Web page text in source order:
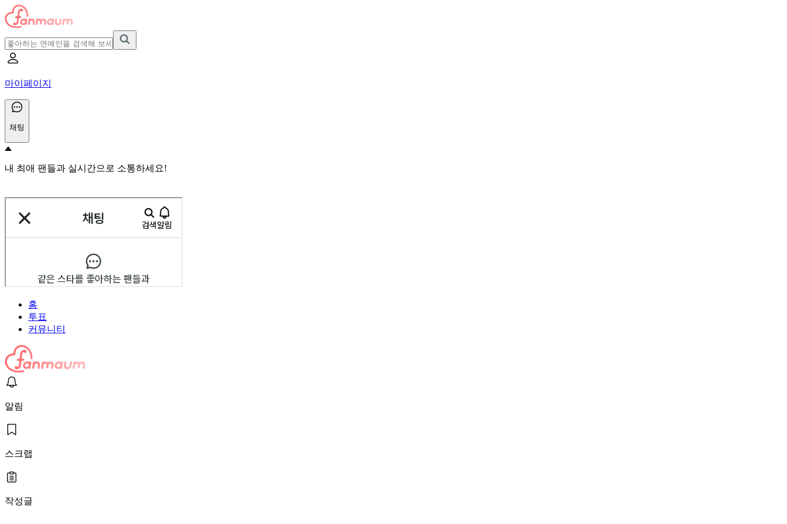
마이페이지
채팅
내 최애 팬들과 실시간으로 소통하세요!
홈
투표
커뮤니티
알림
스크랩
작성글